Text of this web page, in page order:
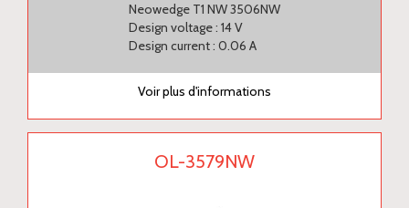
Neowedge T1 NW 3506NW
Design voltage : 14 V
Design current : 0.06 A
Voir plus d'informations
OL-3579NW